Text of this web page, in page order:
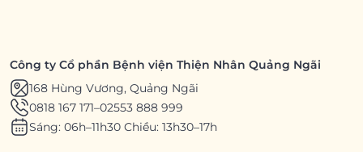
Công ty Cổ phần Bệnh viện Thiện Nhân Quảng Ngãi
168 Hùng Vương, Quảng Ngãi
0818 167 171–02553 888 999
Sáng: 06h–11h30 Chiều: 13h30–17h